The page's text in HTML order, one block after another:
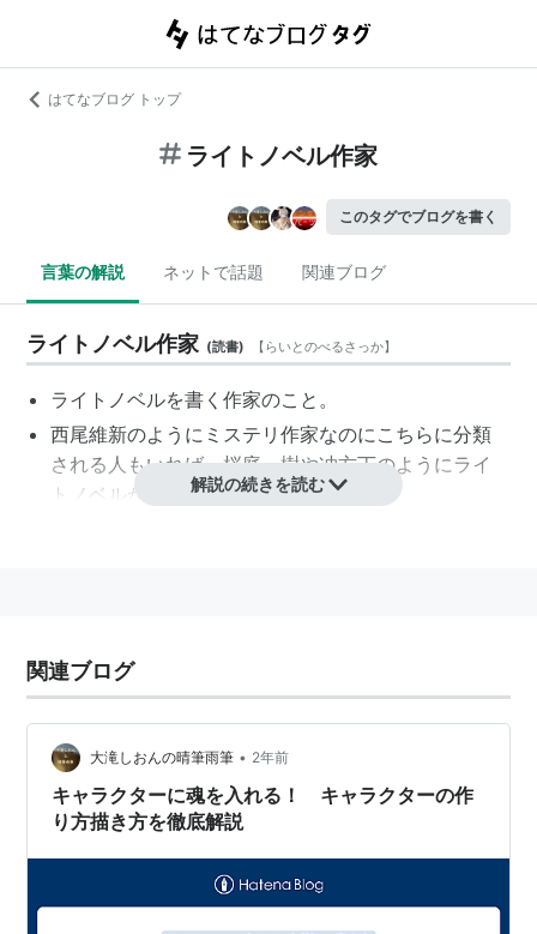
はてなブログ トップ
ライトノベル作家
このタグでブログを書く
言葉の解説 ネットで話題 関連ブログ
ライトノベル作家 (読書) 【 らいとのべるさっか】
ライトノベルを書く作家のこと。
西尾維新のようにミステリ作家なのにこちらに分類
される人もいれば、桜庭一樹や冲方丁のようにライ
トノベルから純文学に行く人もいる。
解説の続きを読む
関連ブログ
大滝しおんの晴筆雨筆 • 2年前
キャラクターに魂を入れる！ キャラクターの作
り方描き方を徹底解説